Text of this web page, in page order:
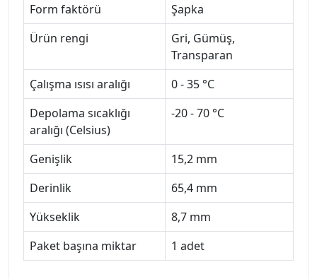
Form faktörü
Şapka
Ürün rengi
Gri, Gümüş,
Transparan
Çalışma ısısı aralığı
0 - 35 °C
Depolama sıcaklığı
aralığı (Celsius)
-20 - 70 °C
Genişlik
15,2 mm
Derinlik
65,4 mm
Yükseklik
8,7 mm
Paket başına miktar
1 adet